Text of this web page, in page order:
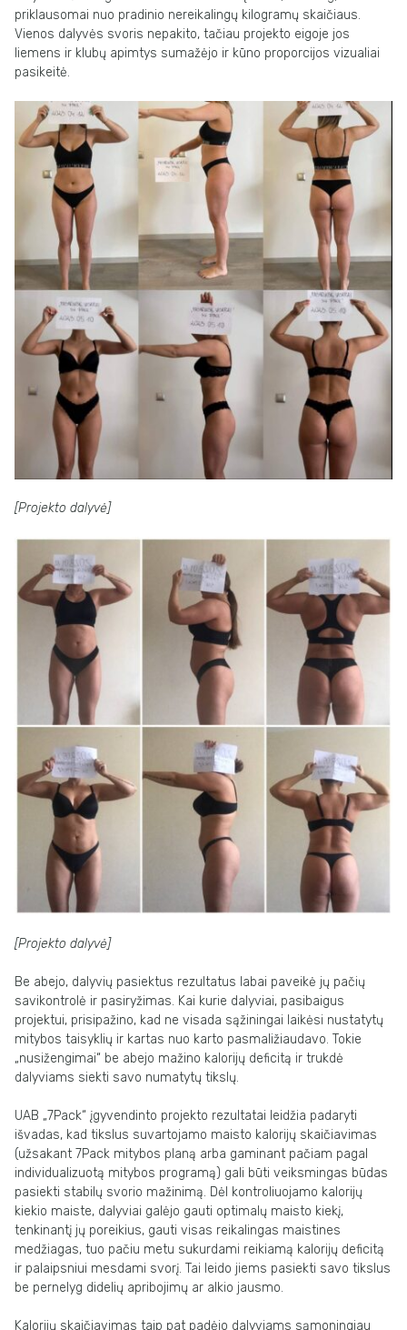
priklausomai nuo pradinio nereikalingų kilogramų skaičiaus.
Vienos dalyvės svoris nepakito, tačiau projekto eigoje jos
liemens ir klubų apimtys sumažėjo ir kūno proporcijos vizualiai
pasikeitė.
[Projekto dalyvė]
[Projekto dalyvė]
Be abejo, dalyvių pasiektus rezultatus labai paveikė jų pačių
savikontrolė ir pasiryžimas. Kai kurie dalyviai, pasibaigus
projektui, prisipažino, kad ne visada sąžiningai laikėsi nustatytų
mitybos taisyklių ir kartas nuo karto pasmaližiaudavo. Tokie
„nusižengimai“ be abejo mažino kalorijų deficitą ir trukdė
dalyviams siekti savo numatytų tikslų.
UAB „7Pack“ įgyvendinto projekto rezultatai leidžia padaryti
išvadas, kad tikslus suvartojamo maisto kalorijų skaičiavimas
(užsakant 7Pack mitybos planą arba gaminant pačiam pagal
individualizuotą mitybos programą) gali būti veiksmingas būdas
pasiekti stabilų svorio mažinimą. Dėl kontroliuojamo kalorijų
kiekio maiste, dalyviai galėjo gauti optimalų maisto kiekį,
tenkinantį jų poreikius, gauti visas reikalingas maistines
medžiagas, tuo pačiu metu sukurdami reikiamą kalorijų deficitą
ir palaipsniui mesdami svorį. Tai leido jiems pasiekti savo tikslus
be pernelyg didelių apribojimų ar alkio jausmo.
Kalorijų skaičiavimas taip pat padėjo dalyviams sąmoningiau